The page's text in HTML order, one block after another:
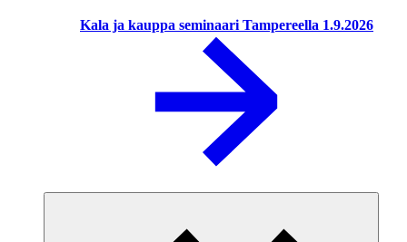
Kala ja kauppa seminaari Tampereella 1.9.2026